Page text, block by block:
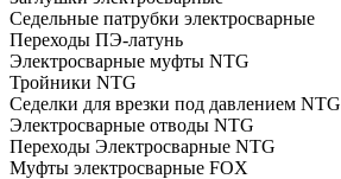
Седельные патрубки электросварные
Переходы ПЭ-латунь
Электросварные муфты NTG
Тройники NTG
Седелки для врезки под давлением NTG
Электросварные отводы NTG
Переходы Электросварные NTG
Муфты электросварные FOX